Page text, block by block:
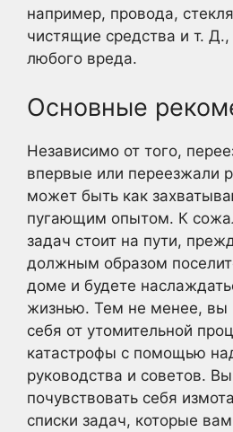
например, провода,
чистящие средства и т.
любого вреда.
Основные
Независимо от того,
впервые или переезжали
может быть как
пугающим опытом. К
задач стоит на пути,
должным образом
доме и будете
жизнью. Тем не менее, вы
себя от утомительной
катастрофы с помощью
руководства и советов.
почувствовать себя
списки задач, которые